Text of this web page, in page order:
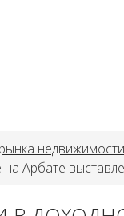
недвижимости
Арбате